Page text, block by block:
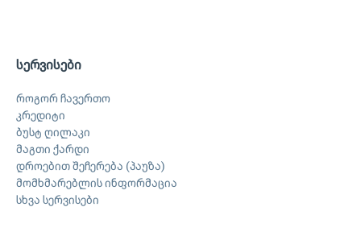
სერვისები
როგორ ჩავერთო
კრედიტი
ბუსტ ღილაკი
მაგთი ქარდი
დროებით შეჩერება (პაუზა)
მომხმარებლის ინფორმაცია
სხვა სერვისები